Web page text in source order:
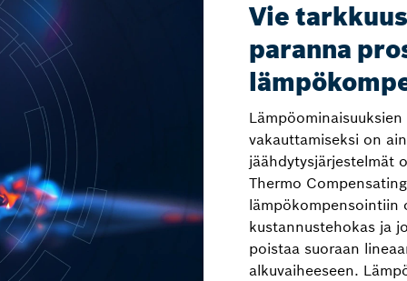
Vie
paranna
vakauttamiseksi on
jäähdytysjärjestelmät
Thermo
lämpökompensointiin
kustannustehokas ja
poistaa suoraan
alkuvaiheeseen.